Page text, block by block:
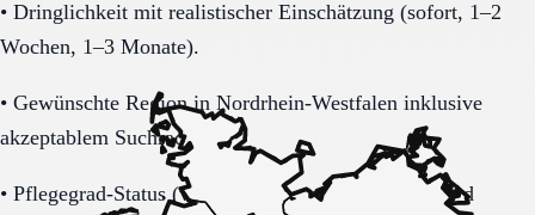
• Dringlichkeit mit realistischer Einschätzung (sofort, 1–2
Wochen, 1–3 Monate).
• Gewünschte Region in Nordrhein-Westfalen inklusive
akzeptablem Suchradius.
• Pflegegrad-Status (vorhanden, beantragt, unklar) und